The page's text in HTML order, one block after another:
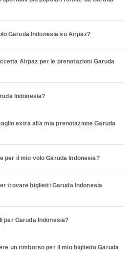
Garuda Indonesia su Airpaz?
Airpaz per le prenotazioni Garuda
Indonesia?
extra alla mia prenotazione Garuda
per il mio volo Garuda Indonesia?
trovare biglietti Garuda Indonesia
per Garuda Indonesia?
un rimborso per il mio biglietto Garuda